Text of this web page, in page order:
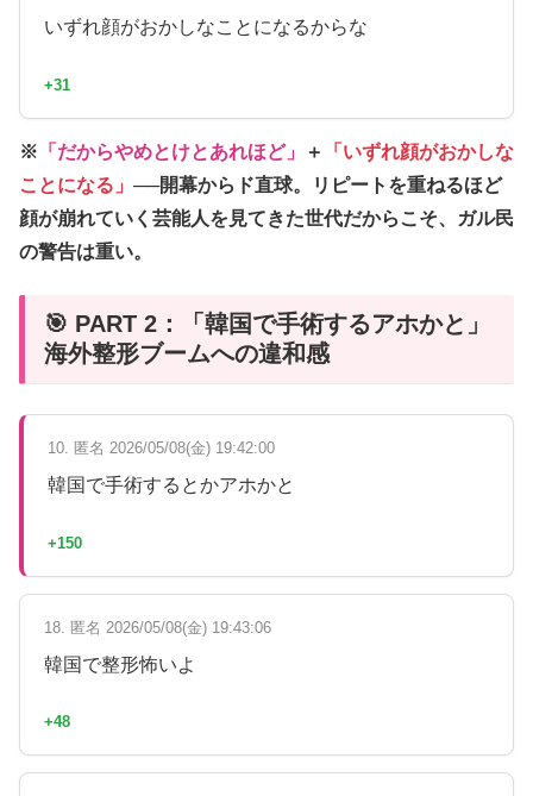
いずれ顔がおかしなことになるからな
+31
※ 「だからやめとけとあれほど」 ＋
「いずれ顔がおかしな
ことになる」 ──開幕からド直球。リピートを重ねるほど
顔が崩れていく芸能人を見てきた世代だからこそ、ガル民
の警告は重い。
🎯 PART 2：「韓国で手術するアホかと」
海外整形ブームへの違和感
10. 匿名 2026/05/08(金) 19:42:00
韓国で手術するとかアホかと
+150
18. 匿名 2026/05/08(金) 19:43:06
韓国で整形怖いよ
+48